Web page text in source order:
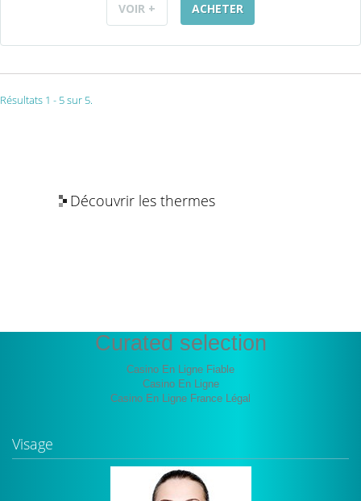
VOIR + ACHETER
Résultats 1 - 5 sur 5.
Découvrir les thermes
Curated selection
Casino En Ligne Fiable
Casino En Ligne
Casino En Ligne France Légal
Visage